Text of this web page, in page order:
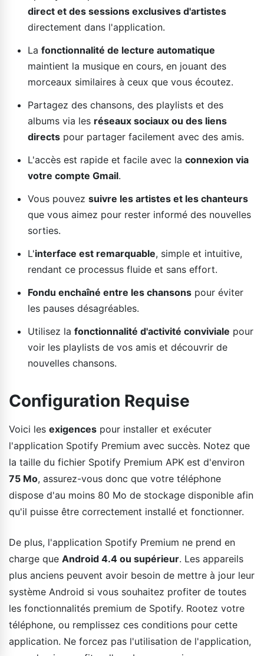
direct et des sessions exclusives d'artistes
directement dans l'application.
La fonctionnalité de lecture automatique
maintient la musique en cours, en jouant des
morceaux similaires à ceux que vous écoutez.
Partagez des chansons, des playlists et des
albums via les réseaux sociaux ou des liens
directs pour partager facilement avec des amis.
L'accès est rapide et facile avec la connexion via
votre compte Gmail.
Vous pouvez suivre les artistes et les chanteurs
que vous aimez pour rester informé des nouvelles
sorties.
L'interface est remarquable, simple et intuitive,
rendant ce processus fluide et sans effort.
Fondu enchaîné entre les chansons pour éviter
les pauses désagréables.
Utilisez la fonctionnalité d'activité conviviale pour
voir les playlists de vos amis et découvrir de
nouvelles chansons.
Configuration Requise
Voici les exigences pour installer et exécuter
l'application Spotify Premium avec succès. Notez que
la taille du fichier Spotify Premium APK est d'environ
75 Mo, assurez-vous donc que votre téléphone
dispose d'au moins 80 Mo de stockage disponible afin
qu'il puisse être correctement installé et fonctionner.
De plus, l'application Spotify Premium ne prend en
charge que Android 4.4 ou supérieur. Les appareils
plus anciens peuvent avoir besoin de mettre à jour leur
système Android si vous souhaitez profiter de toutes
les fonctionnalités premium de Spotify. Rootez votre
téléphone, ou remplissez ces conditions pour cette
application. Ne forcez pas l'utilisation de l'application,